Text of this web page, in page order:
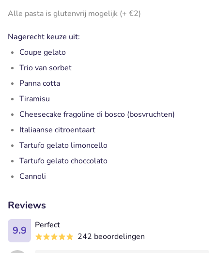
Alle pasta is glutenvrij mogelijk (+ €2)
Nagerecht keuze uit:
Coupe gelato
Trio van sorbet
Panna cotta
Tiramisu
Cheesecake fragoline di bosco (bosvruchten)
Italiaanse citroentaart
Tartufo gelato limoncello
Tartufo gelato choccolato
Cannoli
Reviews
9.9
Perfect
242 beoordelingen